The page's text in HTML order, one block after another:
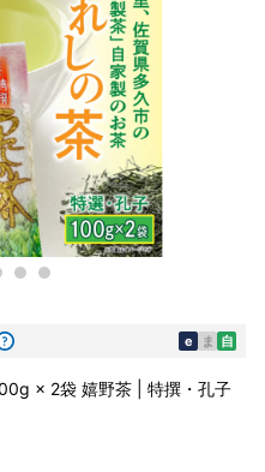
e ま 自
× 2袋 嬉野茶 | 特撰・孔子